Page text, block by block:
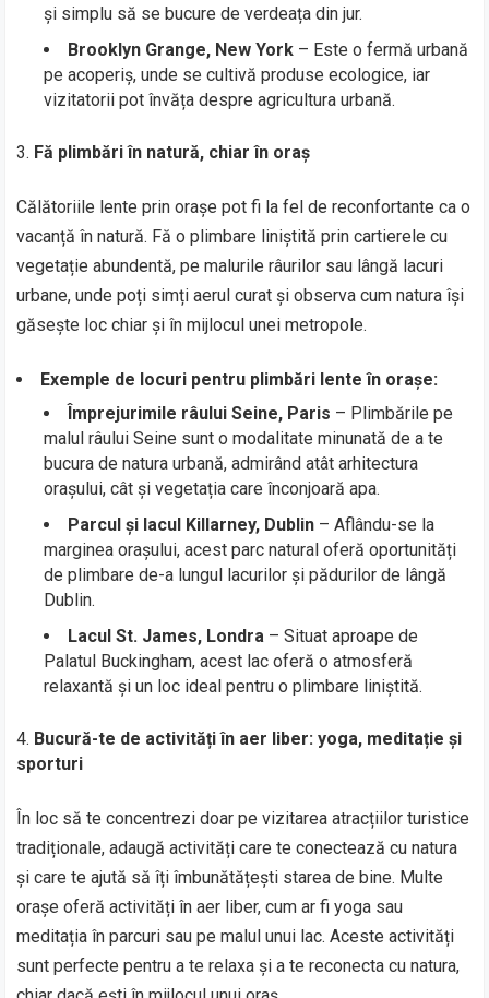
și simplu să se bucure de verdeața din jur.
Brooklyn Grange, New York – Este o fermă urbană
pe acoperiș, unde se cultivă produse ecologice, iar
vizitatorii pot învăța despre agricultura urbană.
Fă plimbări în natură, chiar în oraș
Călătoriile lente prin orașe pot fi la fel de reconfortante ca o
vacanță în natură. Fă o plimbare liniștită prin cartierele cu
vegetație abundentă, pe malurile râurilor sau lângă lacuri
urbane, unde poți simți aerul curat și observa cum natura își
găsește loc chiar și în mijlocul unei metropole.
Exemple de locuri pentru plimbări lente în orașe:
Împrejurimile râului Seine, Paris – Plimbările pe
malul râului Seine sunt o modalitate minunată de a te
bucura de natura urbană, admirând atât arhitectura
orașului, cât și vegetația care înconjoară apa.
Parcul și lacul Killarney, Dublin – Aflându-se la
marginea orașului, acest parc natural oferă oportunități
de plimbare de-a lungul lacurilor și pădurilor de lângă
Dublin.
Lacul St. James, Londra – Situat aproape de
Palatul Buckingham, acest lac oferă o atmosferă
relaxantă și un loc ideal pentru o plimbare liniștită.
Bucură-te de activități în aer liber: yoga, meditație și
sporturi
În loc să te concentrezi doar pe vizitarea atracțiilor turistice
tradiționale, adaugă activități care te conectează cu natura
și care te ajută să îți îmbunătățești starea de bine. Multe
orașe oferă activități în aer liber, cum ar fi yoga sau
meditația în parcuri sau pe malul unui lac. Aceste activități
sunt perfecte pentru a te relaxa și a te reconecta cu natura,